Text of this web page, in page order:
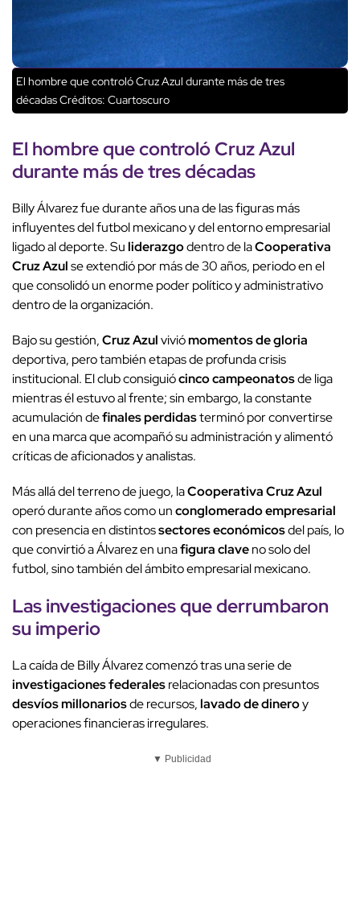
El hombre que controló Cruz Azul durante más de tres
décadasCréditos: Cuartoscuro
El hombre quecontroló Cruz Azul
durantemás de tres décadas
Billy Álvarez fue durante años una de las figuras más
influyentes del futbol mexicano y del entorno empresarial
ligado al deporte. Suliderazgodentro de laCooperativa
Cruz Azulse extendió por más de 30 años, periodo en el
que consolidó un enorme poder político y administrativo
dentro de la organización.
Bajo su gestión,Cruz Azulviviómomentos de gloria
deportiva, pero también etapas de profunda crisis
institucional. El club consiguiócinco campeonatosde liga
mientras él estuvo al frente; sin embargo, la constante
acumulación definales perdidasterminó por convertirse
en una marca que acompañó su administración y alimentó
críticas de aficionados y analistas.
Más allá del terreno de juego, laCooperativa Cruz Azul
operó durante años como unconglomerado empresarial
con presencia en distintossectores económicosdel país, lo
que convirtió a Álvarez en unafigura claveno solo del
futbol, sino también del ámbito empresarial mexicano.
Las investigaciones que derrumbaron
su imperio
La caída de Billy Álvarez comenzó tras una serie de
investigaciones federalesrelacionadas con presuntos
desvíos millonariosde recursos,lavado de dineroy
operaciones financieras irregulares.
▼ Publicidad